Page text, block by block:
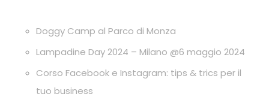
Doggy Camp al Parco di Monza
Lampadine Day 2024 – Milano @6 maggio 2024
Corso Facebook e Instagram: tips & trics per il
tuo business